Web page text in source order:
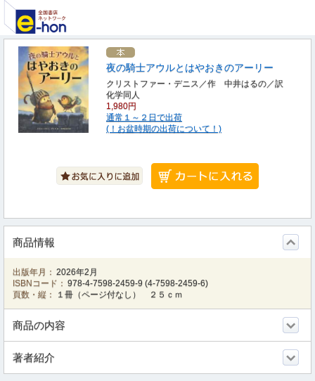
夜の騎士アウルとはやおきのアーリー
クリストファー・デニス／作 中井はるの／訳
化学同人
1,980円
通常１～２日で出荷
(！お盆時期の出荷について！)
商品情報
出版年月： 2026年2月
ISBNコード： 978-4-7598-2459-9 (4-7598-2459-6)
頁数・縦：
１冊（ページ付なし） ２５ｃｍ
商品の内容
著者紹介